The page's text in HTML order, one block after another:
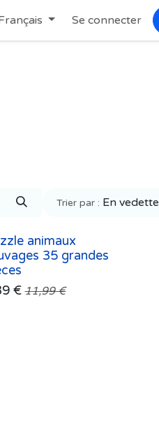
Se connecter
Trier par : En vedette
animaux
35 grandes
€ 11,99€